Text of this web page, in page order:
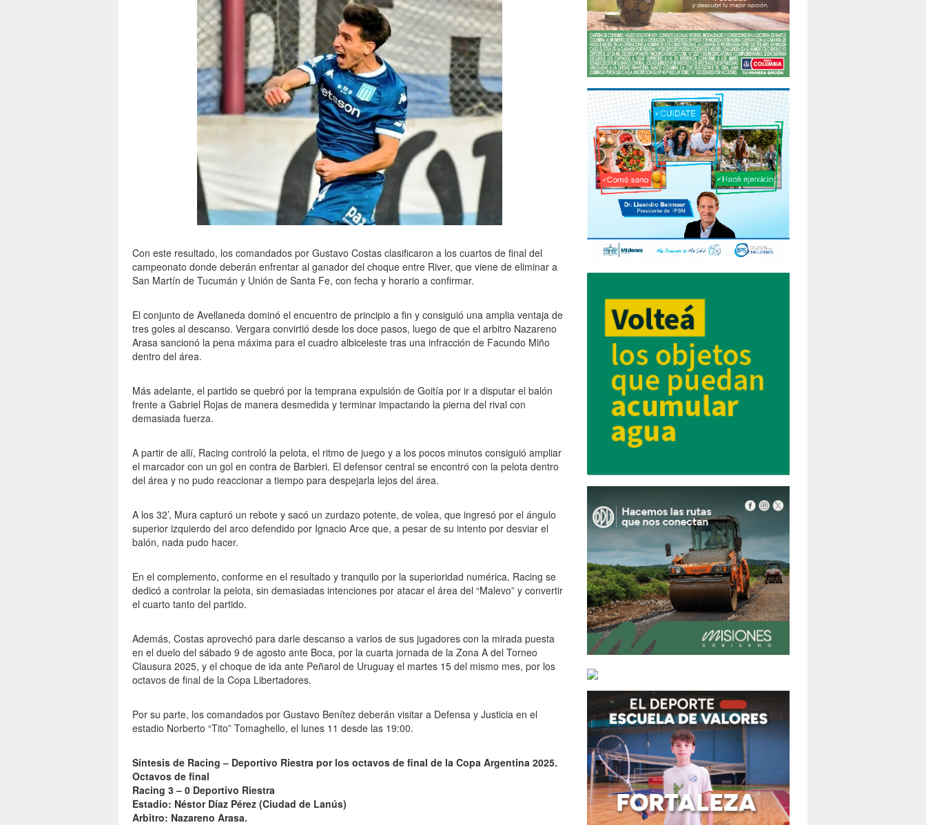
Con este resultado, los comandados por Gustavo Costas clasificaron a los cuartos de final del
campeonato donde deberán enfrentar al ganador del choque entre River, que viene de eliminar a
San Martín de Tucumán y Unión de Santa Fe, con fecha y horario a confirmar.
El conjunto de Avellaneda dominó el encuentro de principio a fin y consiguió una amplia ventaja de
tres goles al descanso. Vergara convirtió desde los doce pasos, luego de que el arbitro Nazareno
Arasa sancionó la pena máxima para el cuadro albiceleste tras una infracción de Facundo Miño
dentro del área.
Más adelante, el partido se quebró por la temprana expulsión de Goitía por ir a disputar el balón
frente a Gabriel Rojas de manera desmedida y terminar impactando la pierna del rival con
demasiada fuerza.
A partir de allí, Racing controló la pelota, el ritmo de juego y a los pocos minutos consiguió ampliar
el marcador con un gol en contra de Barbieri. El defensor central se encontró con la pelota dentro
del área y no pudo reaccionar a tiempo para despejarla lejos del área.
A los 32’, Mura capturó un rebote y sacó un zurdazo potente, de volea, que ingresó por el ángulo
superior izquierdo del arco defendido por Ignacio Arce que, a pesar de su intento por desviar el
balón, nada pudo hacer.
En el complemento, conforme en el resultado y tranquilo por la superioridad numérica, Racing se
dedicó a controlar la pelota, sin demasiadas intenciones por atacar el área del “Malevo” y convertir
el cuarto tanto del partido.
Además, Costas aprovechó para darle descanso a varios de sus jugadores con la mirada puesta
en el duelo del sábado 9 de agosto ante Boca, por la cuarta jornada de la Zona A del Torneo
Clausura 2025, y el choque de ida ante Peñarol de Uruguay el martes 15 del mismo mes, por los
octavos de final de la Copa Libertadores.
Por su parte, los comandados por Gustavo Benítez deberán visitar a Defensa y Justicia en el
estadio Norberto “Tito” Tomaghello, el lunes 11 desde las 19:00.
Síntesis de Racing – Deportivo Riestra por los octavos de final de la Copa Argentina 2025.
Octavos de final
Racing 3 – 0 Deportivo Riestra
Estadio: Néstor Díaz Pérez (Ciudad de Lanús)
Arbitro: Nazareno Arasa.